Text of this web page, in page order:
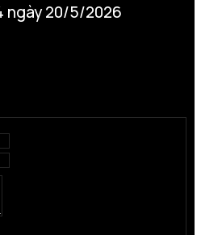
ngày 20/5/2026